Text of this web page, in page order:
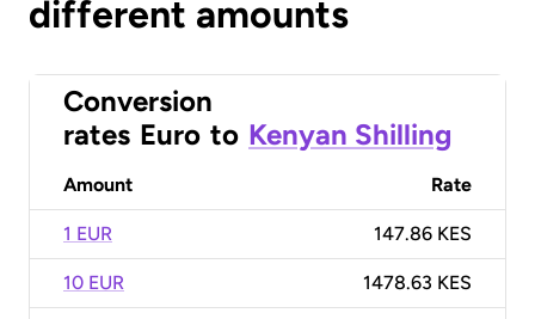
different amounts
Conversion
rates Euro to Kenyan Shilling
Amount Rate
1 EUR 147.86 KES
10 EUR 1478.63 KES